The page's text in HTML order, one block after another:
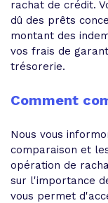
rachat de crédit.
dû des prêts
montant des
vos frais de
trésorerie.
Comment
Nous vous
comparaison et
opération de
sur l'importance
vous permet